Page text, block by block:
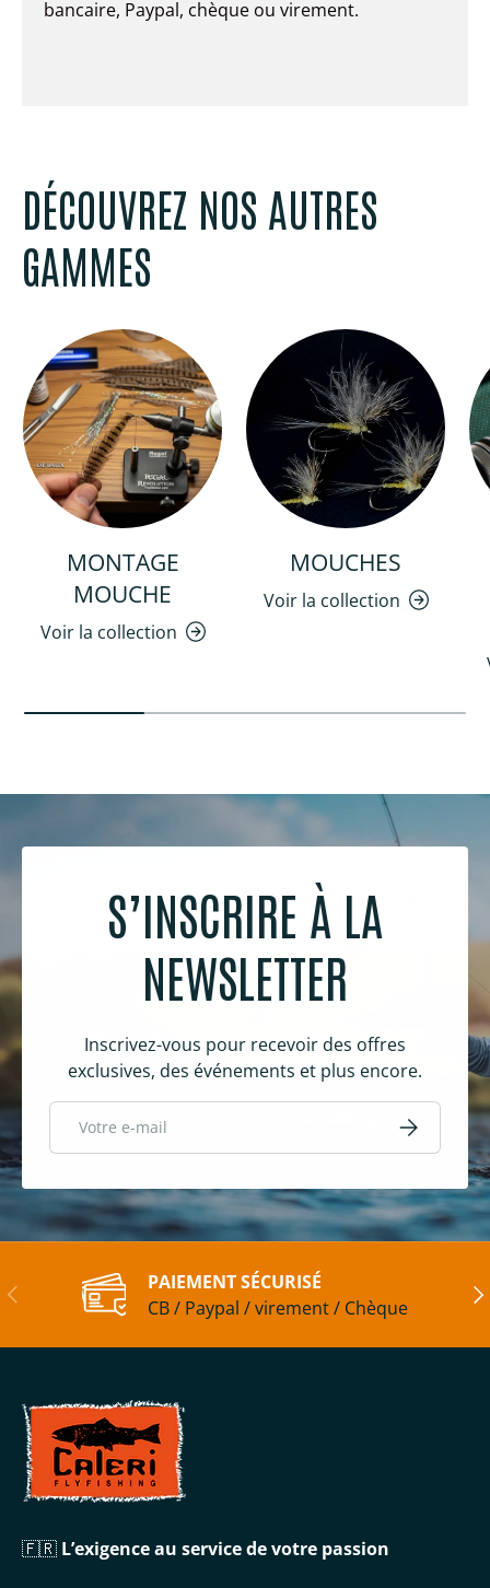
bancaire, Paypal, chèque ou virement.
DÉCOUVREZ NOS AUTRES
GAMMES
MONTAGE
MOUCHE
Voir la collection
MOUCHES
Voir la collection
S’INSCRIRE À LA
NEWSLETTER
Inscrivez-vous pour recevoir des offres
exclusives, des événements et plus encore.
S’inscrire
Précédent
PAIEMENT SÉCURISÉ
CB / Paypal / virement / Chèque
🇫🇷 L’exigence au service de votre passion